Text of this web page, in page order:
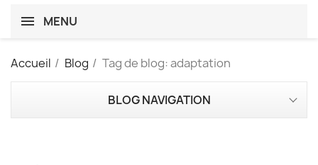
MENU
Accueil Blog Tag de blog: adaptation
BLOG NAVIGATION